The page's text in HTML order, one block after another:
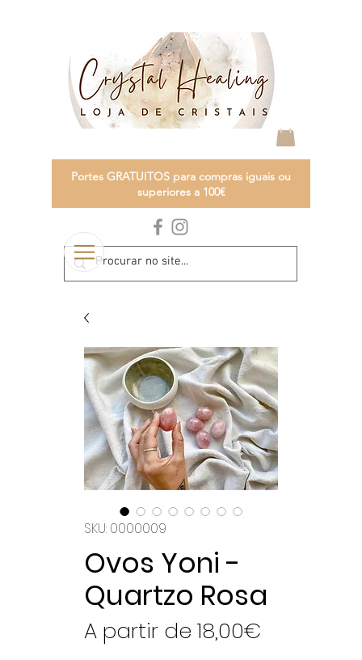
Portes GRATUITOS para compras iguais ou
superiores a 100€
SKU: 0000009
Ovos Yoni -
Quartzo Rosa
A partir de 18,00€